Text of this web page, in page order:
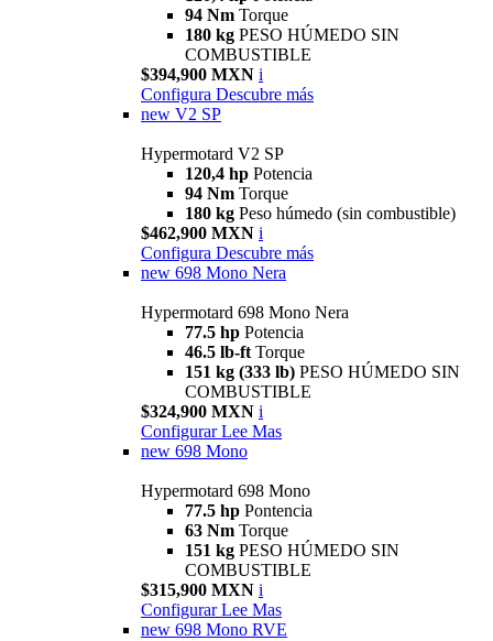
94 Nm Torque
180 kg PESO HÚMEDO SIN
COMBUSTIBLE
$394,900 MXN i
Configura Descubre más
new V2 SP
Hypermotard V2 SP
120,4 hp Potencia
94 Nm Torque
180 kg Peso húmedo (sin combustible)
$462,900 MXN i
Configura Descubre más
new 698 Mono Nera
Hypermotard 698 Mono Nera
77.5 hp Potencia
46.5 lb-ft Torque
151 kg (333 lb) PESO HÚMEDO SIN
COMBUSTIBLE
$324,900 MXN i
Configurar Lee Mas
new 698 Mono
Hypermotard 698 Mono
77.5 hp Pontencia
63 Nm Torque
151 kg PESO HÚMEDO SIN
COMBUSTIBLE
$315,900 MXN i
Configurar Lee Mas
new 698 Mono RVE